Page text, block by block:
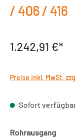
/ 406 / 416
1.242,91 €*
Preise inkl. MwSt.
Sofort
Rohrausgang